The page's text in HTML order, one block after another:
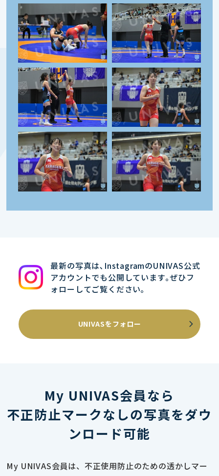
最新の写真は､InstagramのUNIVAS公式
アカウントでも公開しています｡ぜひフ
ォローしてご覧ください｡
UNIVASをフォロー
My UNIVAS会員なら
不正防止マークなしの写真をダウ
ンロード可能
My UNIVAS会員は、不正使用防止のための透かしマー